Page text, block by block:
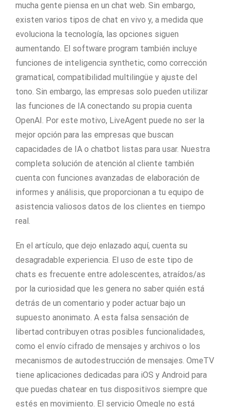
mucha gente piensa en un chat web. Sin embargo,
existen varios tipos de chat en vivo y, a medida que
evoluciona la tecnología, las opciones siguen
aumentando. El software program también incluye
funciones de inteligencia synthetic, como corrección
gramatical, compatibilidad multilingüe y ajuste del
tono. Sin embargo, las empresas solo pueden utilizar
las funciones de IA conectando su propia cuenta
OpenAI. Por este motivo, LiveAgent puede no ser la
mejor opción para las empresas que buscan
capacidades de IA o chatbot listas para usar. Nuestra
completa solución de atención al cliente también
cuenta con funciones avanzadas de elaboración de
informes y análisis, que proporcionan a tu equipo de
asistencia valiosos datos de los clientes en tiempo
real.
En el artículo, que dejo enlazado aquí, cuenta su
desagradable experiencia. El uso de este tipo de
chats es frecuente entre adolescentes, atraídos/as
por la curiosidad que les genera no saber quién está
detrás de un comentario y poder actuar bajo un
supuesto anonimato. A esta falsa sensación de
libertad contribuyen otras posibles funcionalidades,
como el envío cifrado de mensajes y archivos o los
mecanismos de autodestrucción de mensajes. OmeTV
tiene aplicaciones dedicadas para iOS y Android para
que puedas chatear en tus dispositivos siempre que
estés en movimiento. El servicio Omegle no está